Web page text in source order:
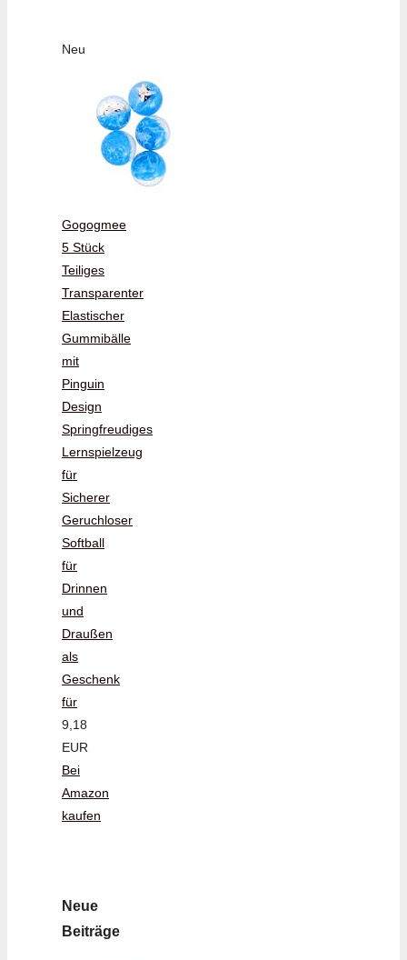
Neu
Gogogmee
5 Stück
Teiliges
Transparenter
Elastischer
Gummibälle
mit
Pinguin
Design
Springfreudiges
Lernspielzeug
für
Sicherer
Geruchloser
Softball
für
Drinnen
und
Draußen
als
Geschenk
für
9,18
EUR
Bei
Amazon
kaufen
Neue
Beiträge